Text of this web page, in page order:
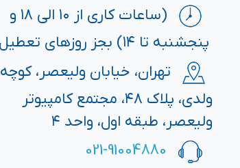
(ساعات کاری از ۱۰ الی ۱۸ و
پنجشنبه تا ۱۴) بجز روزهای تعطیل
تهران، خیابان ولیعصر، کوچه
ولدی، پلاک ۴۸، مجتمع کامپیوتر
ولیعصر، طبقه اول، واحد ۴
021-91004880